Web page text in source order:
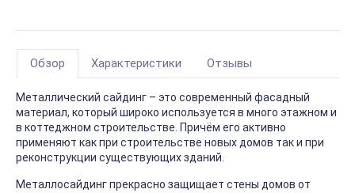
Обзор Характеристики Отзывы
Металлический сайдинг – это современный фасадный
материал, который широко используется в много этажном и
в коттеджном строительстве. Причём его активно
применяют как при строительстве новых домов так и при
реконструкции существующих зданий.
Металлосайдинг прекрасно защищает стены домов от